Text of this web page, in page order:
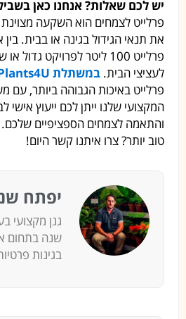
יש לכם שאלות? אנחנו כאן
פרלייט לצמחים הוא השקעה
את תנאי הגידול בגינה או בבית.
פרלייט 100 ליטר לפרויקט
לעציצי הבית. במשתלת Plants4U
פרלייט באיכות הגבוהה ביותר, עם
המקצועי שלנו ייתן לכם ייעוץ אישי
והתאמה לצמחים הספציפיים שלכם.
טוב יותר? צרו איתנו קשר היום!
יפתח
שנה בתחום
בגינות